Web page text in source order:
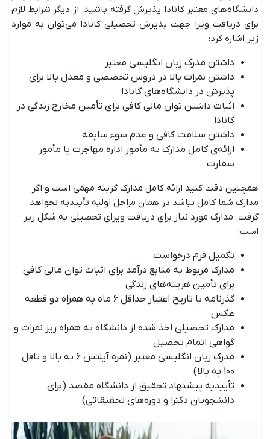
دانشگاه‌های معتبر کانادا پذیرش گرفته باشید. از دیگر شرایط لازم
برای دریافت ویزا جهت پذیرش تحصیلی کانادا می‌توان به موارد
زیر اشاره کرد:
داشتن مدرک زبان انگلیسی معتبر
داشتن نمرات بالا در دروس تخصصی و معدل بالا برای
پذیرش در دانشگاه‌های کانادا
اثبات داشتن توان مالی کافی برای تأمین مخارج زندگی در
کانادا
داشتن سلامت کافی و عدم سوء سابقه
ارائه‌ی کامل مدارک به مأمور اداره مهاجرت یا مأمور
سفارت
همچنین دقت کنید ارائه کامل مدارک گزینه مهمی است و اگر
مدارک شما کامل نباشد در همان مراحل اولیه تأییدیه نخواهد
گرفت. مدارک مورد نیاز برای دریافت ویزای تحصیلی به شکل زیر
است:
تکمیل فرم درخواست
مدارک مربوط به منابع درآمد برای اثبات توان مالی کافی
برای تأمین هزینه‌های زندگی
گذرنامه با تاریخ اعتبار حداقل ۶ ماه به همراه دو قطعه
عکس
مدارک تحصیلی اخذ شده از دانشگاه به همراه ریز نمرات و
گواهی اتمام تحصیل
مدرک زبان انگلیسی معتبر (نمره آیلتس ۶ به بالا و تافل
۱۰۰ به بالا)
تأییدیه پیشنهاد تحقیق از دانشگاه مقصد (برای
دانشجویان دکترا و دوره‌های تحقیقاتی)